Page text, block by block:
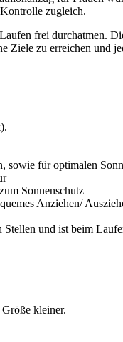
zugleich.
frei durchatmen.
Ziele zu erreichen und
sowie für optimalen
Sonnenschutz
Anziehen/
und ist beim
kleiner.